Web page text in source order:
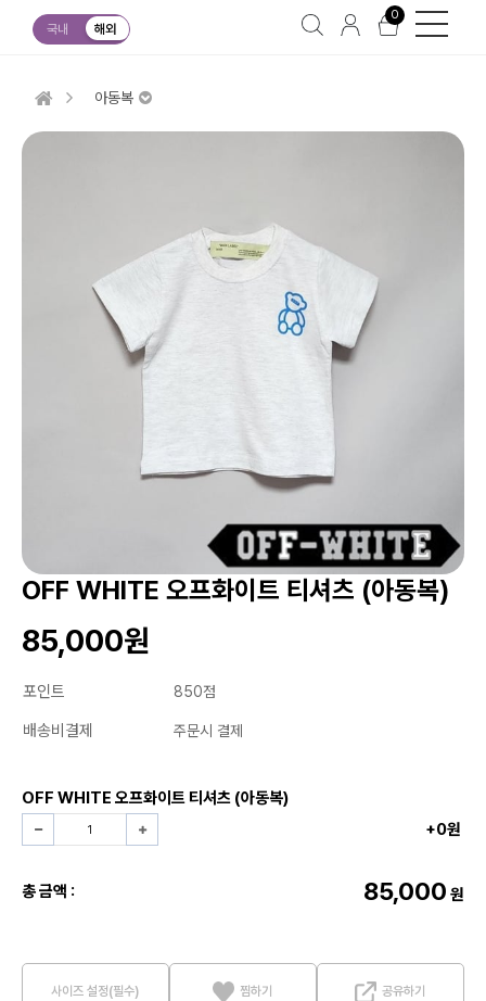
국내 해외
0
아동복
OFF WHITE 오프화이트 티셔츠 (아동복)
85,000원
포인트 850점
배송비결제 주문시 결제
OFF WHITE 오프화이트 티셔츠 (아동복)
+0원
총 금액 : 85,000 원
사이즈 설정(필수) 찜하기 공유하기